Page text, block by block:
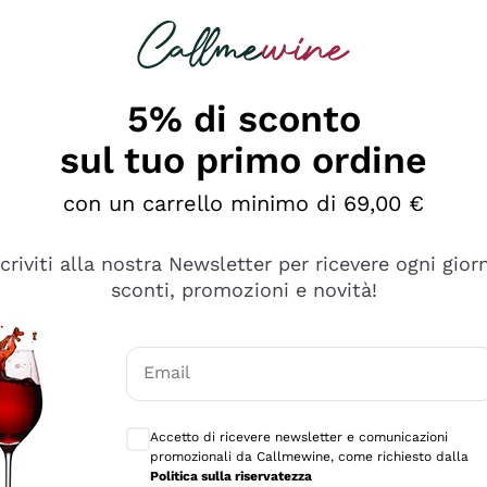
è male ma secondo me ci sono alternative che
5% di sconto
sul tuo primo ordine
con un carrello minimo di 69,00 €
alla nostra Newsletter per ricevere ogni
sconti, promozioni e novità!
Email
Accetto di ricevere newsletter e comunicazioni
promozionali da Callmewine, come richiesto dalla
Politica sulla riservatezza